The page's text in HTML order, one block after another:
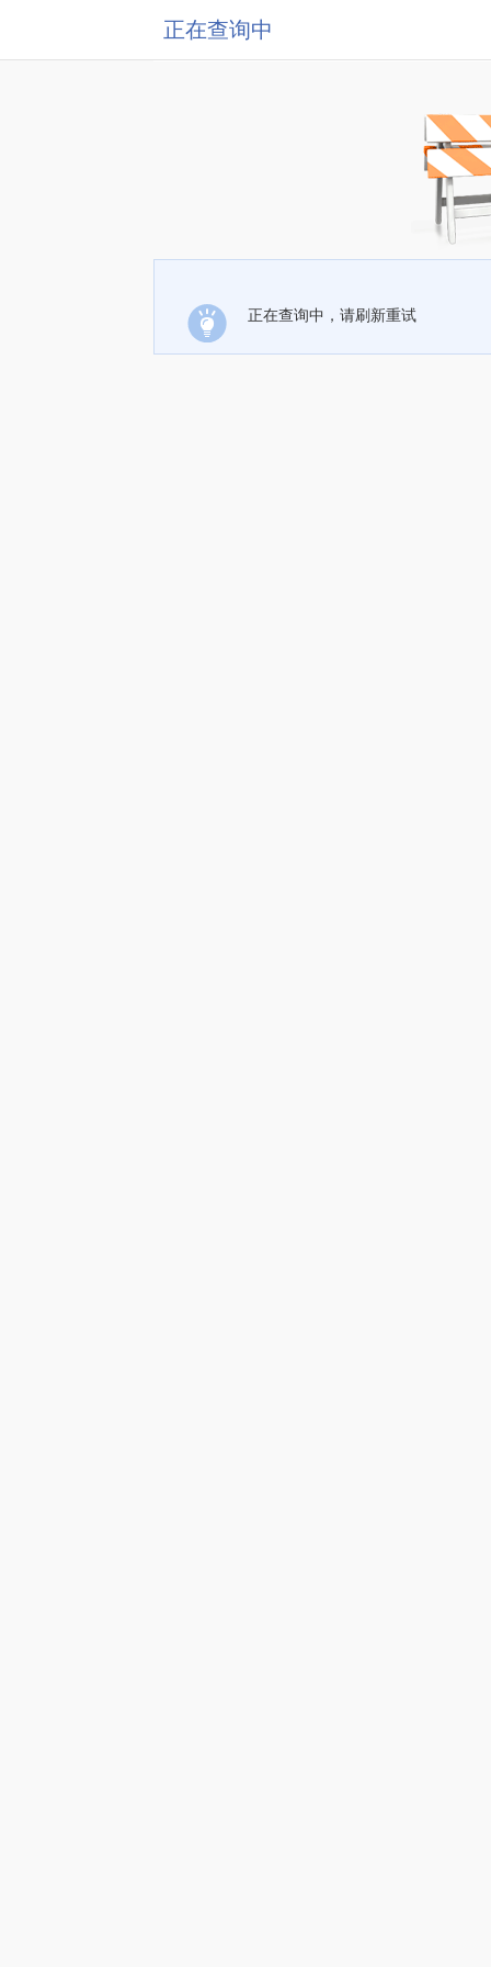
正在查询中
正在查询中，请刷新重试